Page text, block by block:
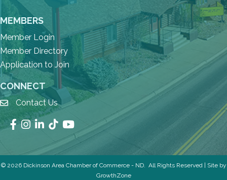
MEMBERS
Member Login
Member Directory
Application to Join
CONNECT
emailContact Us
Facebook
Instagram
LinkedIn
TikTokYouTube
© 2026Dickinson Area Chamber of Commerce - ND. All Rights Reserved | Site by
GrowthZone